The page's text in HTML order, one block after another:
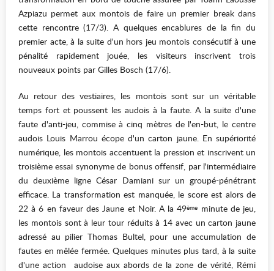
Azpiazu permet aux montois de faire un premier break dans
cette rencontre (17/3). A quelques encablures de la fin du
premier acte, à la suite d'un hors jeu montois consécutif à une
pénalité rapidement jouée, les visiteurs inscrivent trois
nouveaux points par Gilles Bosch (17/6).
Au retour des vestiaires, les montois sont sur un véritable
temps fort et poussent les audois à la faute. A la suite d'une
faute d'anti-jeu, commise à cinq mètres de l'en-but, le centre
audois Louis Marrou écope d'un carton jaune. En supériorité
numérique, les montois accentuent la pression et inscrivent un
troisième essai synonyme de bonus offensif, par l'intermédiaire
du deuxième ligne César Damiani sur un groupé-pénétrant
efficace. La transformation est manquée, le score est alors de
22 à 6 en faveur des Jaune et Noir. A la 49ème minute de jeu,
les montois sont à leur tour réduits à 14 avec un carton jaune
adressé au pilier Thomas Bultel, pour une accumulation de
fautes en mêlée fermée. Quelques minutes plus tard, à la suite
d'une action audoise aux abords de la zone de vérité, Rémi